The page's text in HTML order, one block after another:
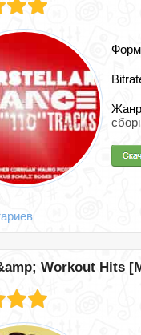
Workout Hits